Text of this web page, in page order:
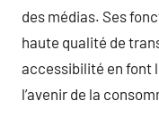
des médias. Ses
haute qualité de
accessibilité en font
l’avenir de la